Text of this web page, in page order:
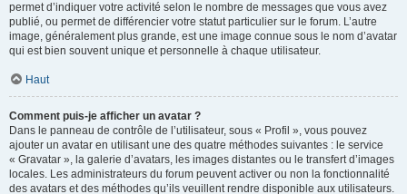
permet d’indiquer votre activité selon le nombre de messages que vous avez
publié, ou permet de différencier votre statut particulier sur le forum. L’autre
image, généralement plus grande, est une image connue sous le nom d’avatar
qui est bien souvent unique et personnelle à chaque utilisateur.
Haut
Comment puis-je afficher un avatar ?
Dans le panneau de contrôle de l’utilisateur, sous « Profil », vous pouvez
ajouter un avatar en utilisant une des quatre méthodes suivantes : le service
« Gravatar », la galerie d’avatars, les images distantes ou le transfert d’images
locales. Les administrateurs du forum peuvent activer ou non la fonctionnalité
des avatars et des méthodes qu’ils veuillent rendre disponible aux utilisateurs.